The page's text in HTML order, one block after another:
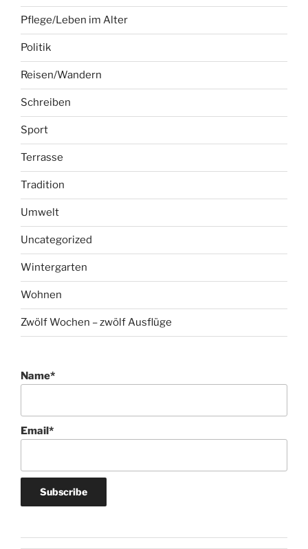
Pflege/Leben im Alter
Politik
Reisen/Wandern
Schreiben
Sport
Terrasse
Tradition
Umwelt
Uncategorized
Wintergarten
Wohnen
Zwölf Wochen – zwölf Ausflüge
Name*
Email*